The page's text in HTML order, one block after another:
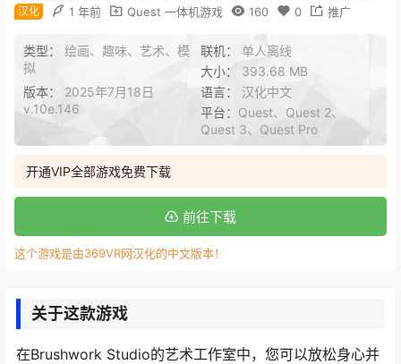
汉化 1 年前 Quest 一体机游戏 160 0 推广
类型： 绘画、趣味、艺术、模
拟
联机： 单人离线
大小： 393.68 MB
版本： 2025年7月18日
v.10e.146
语言： 汉化中文
平台： Quest、Quest 2、
Quest 3、Quest Pro
开通VIP全部游戏免费下载
前往下载
这个游戏是由369VR网汉化的中文版本！
关于这款游戏
在Brushwork Studio的艺术工作室中，您可以放松身心并